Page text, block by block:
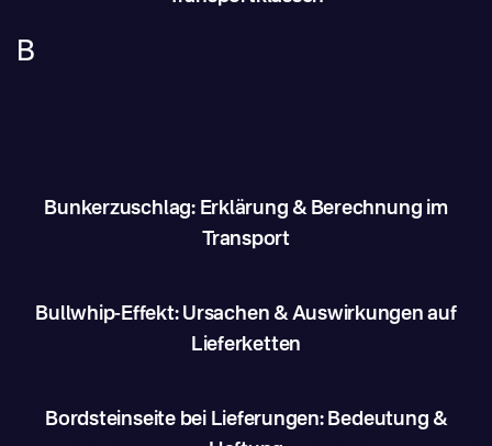
B
Bunkerzuschlag: Erklärung & Berechnung im
Transport
Bullwhip-Effekt: Ursachen & Auswirkungen auf
Lieferketten
Bordsteinseite bei Lieferungen: Bedeutung &